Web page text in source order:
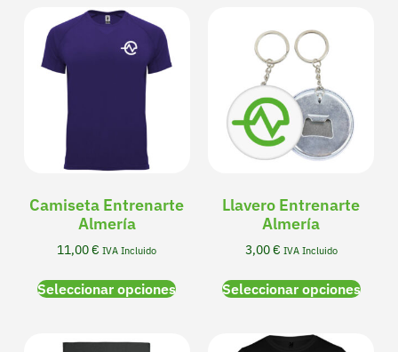
Camiseta Entrenarte
Almería
11,00€ IVA Incluido
Seleccionar opciones
Llavero Entrenarte
Almería
3,00€ IVA Incluido
Seleccionar opciones